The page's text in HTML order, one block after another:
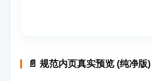
📄 规范内页真实预览 (纯净版)